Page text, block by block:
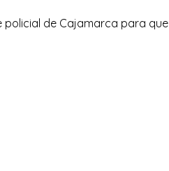
policial de Cajamarca para que